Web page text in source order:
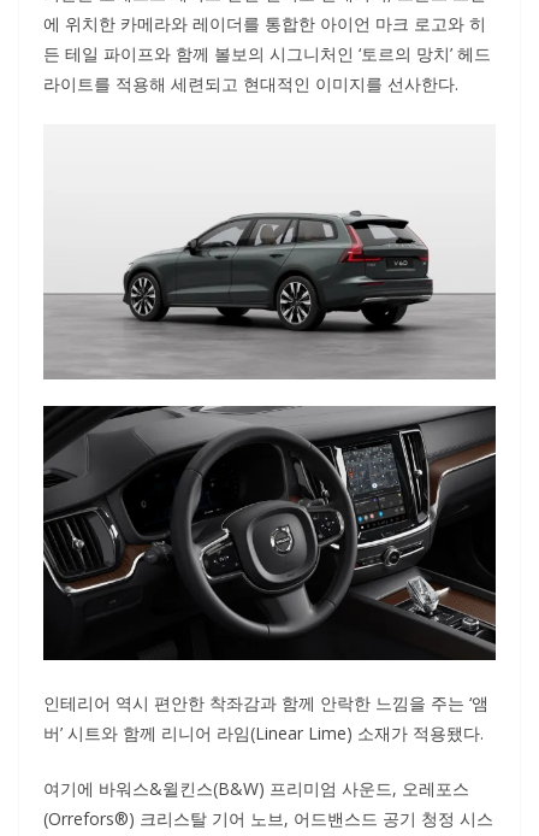
에 위치한 카메라와 레이더를 통합한 아이언 마크 로고와 히
든 테일 파이프와 함께 볼보의 시그니처인 ‘토르의 망치’ 헤드
라이트를 적용해 세련되고 현대적인 이미지를 선사한다.
인테리어 역시 편안한 착좌감과 함께 안락한 느낌을 주는 ‘앰
버’ 시트와 함께 리니어 라임(Linear Lime) 소재가 적용됐다.
여기에 바워스&윌킨스(B&W) 프리미엄 사운드, 오레포스
(Orrefors®) 크리스탈 기어 노브, 어드밴스드 공기 청정 시스